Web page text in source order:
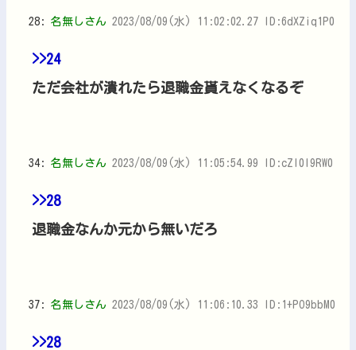
28: 名無しさん 2023/08/09(水) 11:02:02.27 ID:6dXZiq1P0
>>24
ただ会社が潰れたら退職金貰えなくなるぞ
34: 名無しさん 2023/08/09(水) 11:05:54.99 ID:cZl0l9RW0
>>28
退職金なんか元から無いだろ
37: 名無しさん 2023/08/09(水) 11:06:10.33 ID:1+PO9bbM0
>>28